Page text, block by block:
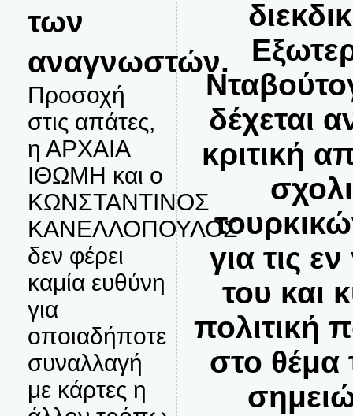
των
αναγνωστών.
Προσοχή
στις απάτες,
η ΑΡΧΑΙΑ
ΙΘΩΜΗ και ο
ΚΩΝΣΤΑΝΤΙΝΟΣ
ΚΑΝΕΛΛΟΠΟΥΛΟΣ
δεν φέρει
καμία ευθύνη
για
οποιαδήποτε
συναλλαγή
με κάρτες η
δέχεται
κριτική
για τις
του και
πολιτική
στο θέμα